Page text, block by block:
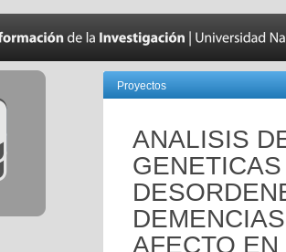
Proyectos
ANALISIS
AFECTO